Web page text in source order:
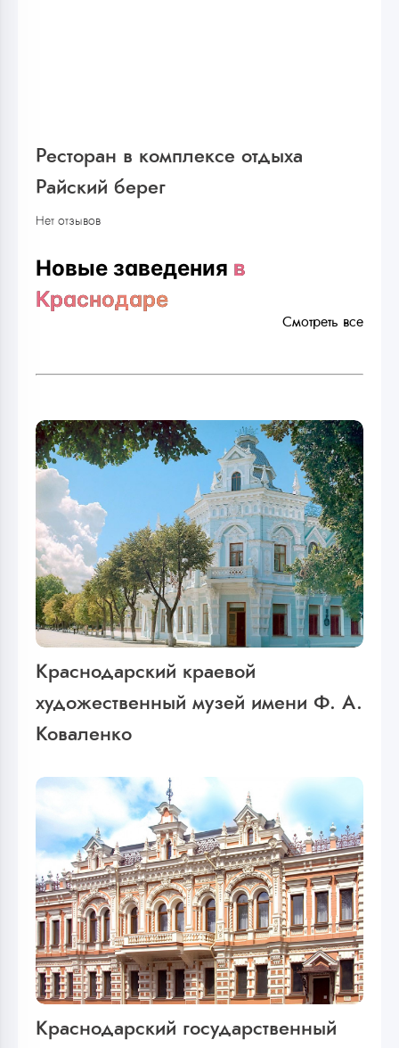
Ресторан в комплексе отдыха
Райский берег
Нет отзывов
Новые заведения в
Краснодаре
Смотреть все
Краснодарский краевой
художественный музей имени Ф. А.
Коваленко
Краснодарский государственный